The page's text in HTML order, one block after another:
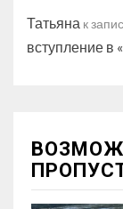
Татьяна к
вступление в